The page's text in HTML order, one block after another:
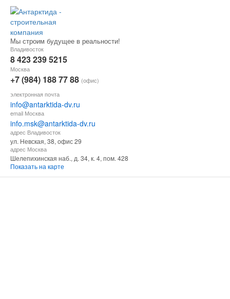
Мы строим будущее в реальности!
Владивосток
8 423 239 5215
Москва
+7 (984) 188 77 88 (офис)
электронная почта
info@antarktida-dv.ru
email Москва
info.msk@antarktida-dv.ru
адрес Владивосток
ул. Невская, 38, офис 29
адрес Москва
Шелепихинская наб., д. 34, к. 4, пом. 428
Показать на карте